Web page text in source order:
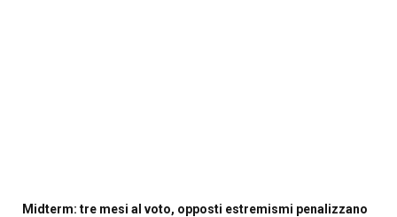
Midterm: tre mesi al voto, opposti estremismi penalizzano